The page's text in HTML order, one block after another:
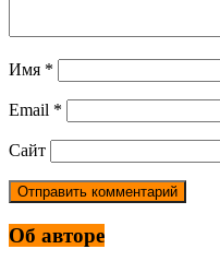
Имя *
Email *
Сайт
Об авторе